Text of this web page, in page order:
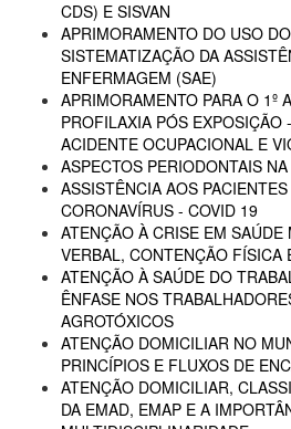
CDS) E SISVAN
APRIMORAMENTO DO USO
SISTEMATIZAÇÃO DA
ENFERMAGEM (SAE)
APRIMORAMENTO PARA O 1º
PROFILAXIA PÓS EXPOSIÇÃO
ACIDENTE OCUPACIONAL E
ASPECTOS PERIODONTAIS
ASSISTÊNCIA AOS
CORONAVÍRUS - COVID 19
ATENÇÃO À CRISE EM
VERBAL, CONTENÇÃO FÍSICA
ATENÇÃO À SAÚDE DO
ÊNFASE NOS
AGROTÓXICOS
ATENÇÃO DOMICILIAR NO
PRINCÍPIOS E FLUXOS DE
ATENÇÃO DOMICILIAR,
DA EMAD, EMAP E A